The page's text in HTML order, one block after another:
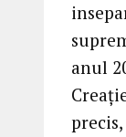
anul